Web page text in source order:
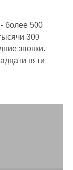
более 500
300
звонки.
пяти